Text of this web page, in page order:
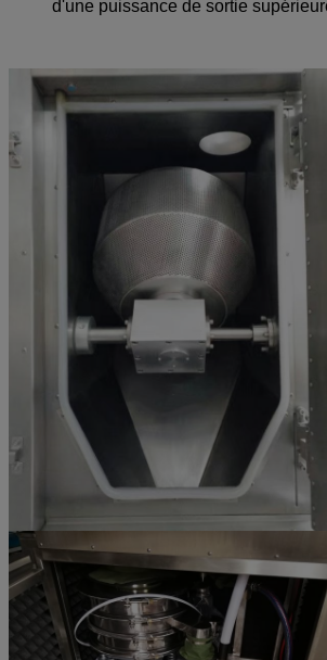
d'une puissance de sortie